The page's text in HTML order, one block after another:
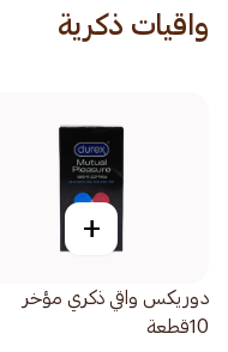
واقيات ذكرية
+
دوريكس واقي ذكري مؤخر
10قطعة